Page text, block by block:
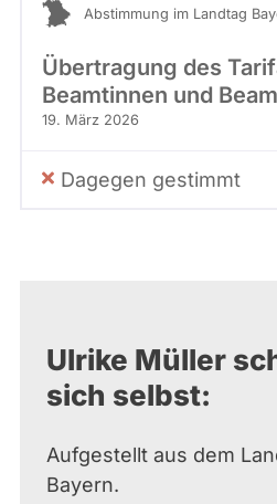
Abstimmung im Landtag
Übertragung des
Beamtinnen und
19. März 2026
Dagegen gestimmt
Ulrike Müller
sich selbst:
Aufgestellt aus dem
Bayern.